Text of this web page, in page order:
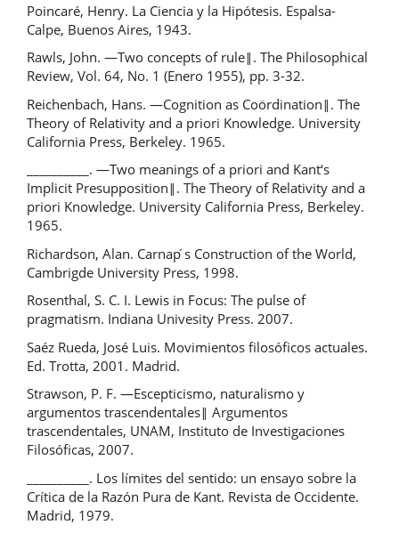
Poincaré, Henry. La Ciencia y la Hipótesis. Espalsa-
Calpe, Buenos Aires, 1943.
Rawls, John. ―Two concepts of rule‖. The Philosophical
Review, Vol. 64, No. 1 (Enero 1955), pp. 3-32.
Reichenbach, Hans. ―Cognition as Coördination‖. The
Theory of Relativity and a priori Knowledge. University
California Press, Berkeley. 1965.
__________. ―Two meanings of a priori and Kant‘s
Implicit Presupposition‖. The Theory of Relativity and a
priori Knowledge. University California Press, Berkeley.
1965.
Richardson, Alan. Carnap ́s Construction of the World,
Cambrigde University Press, 1998.
Rosenthal, S. C. I. Lewis in Focus: The pulse of
pragmatism. Indiana Univesity Press. 2007.
Saéz Rueda, José Luis. Movimientos filosóficos actuales.
Ed. Trotta, 2001. Madrid.
Strawson, P. F. ―Escepticismo, naturalismo y
argumentos trascendentales‖ Argumentos
trascendentales, UNAM, Instituto de Investigaciones
Filosóficas, 2007.
__________. Los límites del sentido: un ensayo sobre la
Crítica de la Razón Pura de Kant. Revista de Occidente.
Madrid, 1979.